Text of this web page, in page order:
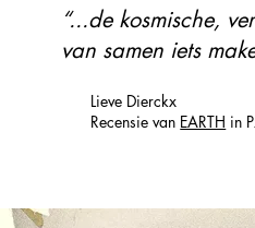
“...de kosmische,
van samen iets
Lieve Dierckx
Recensie van EARTH in